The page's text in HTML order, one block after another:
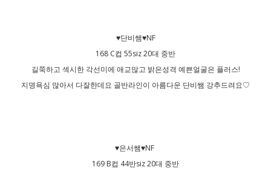
♥단비쌤♥NF
168 C컵 55siz 20대 중반
길쭉하고 섹시한 각선미에 애교많고 밝은성격 예쁜얼굴은 플러스!
지명욕심 많아서 다잘한데요 골반라인이 아름다운 단비쌤 강추드려요♡
♥은서쌤♥NF
169 B컵 44반siz 20대 중반